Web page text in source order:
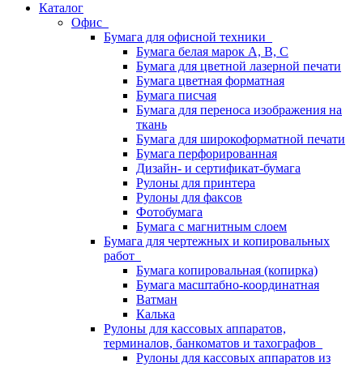
Каталог
Офис
Бумага для офисной техники
Бумага белая марок А, В, С
Бумага для цветной лазерной печати
Бумага цветная форматная
Бумага писчая
Бумага для переноса изображения на
ткань
Бумага для широкоформатной печати
Бумага перфорированная
Дизайн- и сертификат-бумага
Рулоны для принтера
Рулоны для факсов
Фотобумага
Бумага с магнитным слоем
Бумага для чертежных и копировальных
работ
Бумага копировальная (копирка)
Бумага масштабно-координатная
Ватман
Калька
Рулоны для кассовых аппаратов,
терминалов, банкоматов и тахографов
Рулоны для кассовых аппаратов из